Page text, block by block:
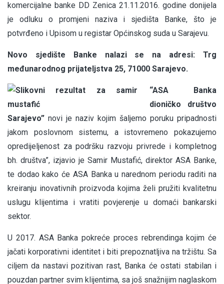
komercijalne banke DD Zenica 21.11.2016. godine donijela
je odluku o promjeni naziva i sjedišta Banke, što je
potvrđeno i Upisom u registar Općinskog suda u Sarajevu.
Novo sjedište Banke nalazi se na adresi: Trg
međunarodnog prijateljstva 25, 71000 Sarajevo.
“ASA Banka
dioničko društvo
Sarajevo” novi je naziv kojim šaljemo poruku pripadnosti
jakom poslovnom sistemu, a istovremeno pokazujemo
opredijeljenost za podršku razvoju privrede i kompletnog
bh. društva”, izjavio je Samir Mustafić, direktor ASA Banke,
te dodao kako će ASA Banka u narednom periodu raditi na
kreiranju inovativnih proizvoda kojima želi pružiti kvalitetnu
uslugu klijentima i vratiti povjerenje u domaći bankarski
sektor.
U 2017. ASA Banka pokreće proces rebrendinga kojim će
jačati korporativni identitet i biti prepoznatljiva na tržištu. Sa
ciljem da nastavi pozitivan rast, Banka će ostati stabilan i
pouzdan partner svim klijentima, sa još snažnijim naglaskom